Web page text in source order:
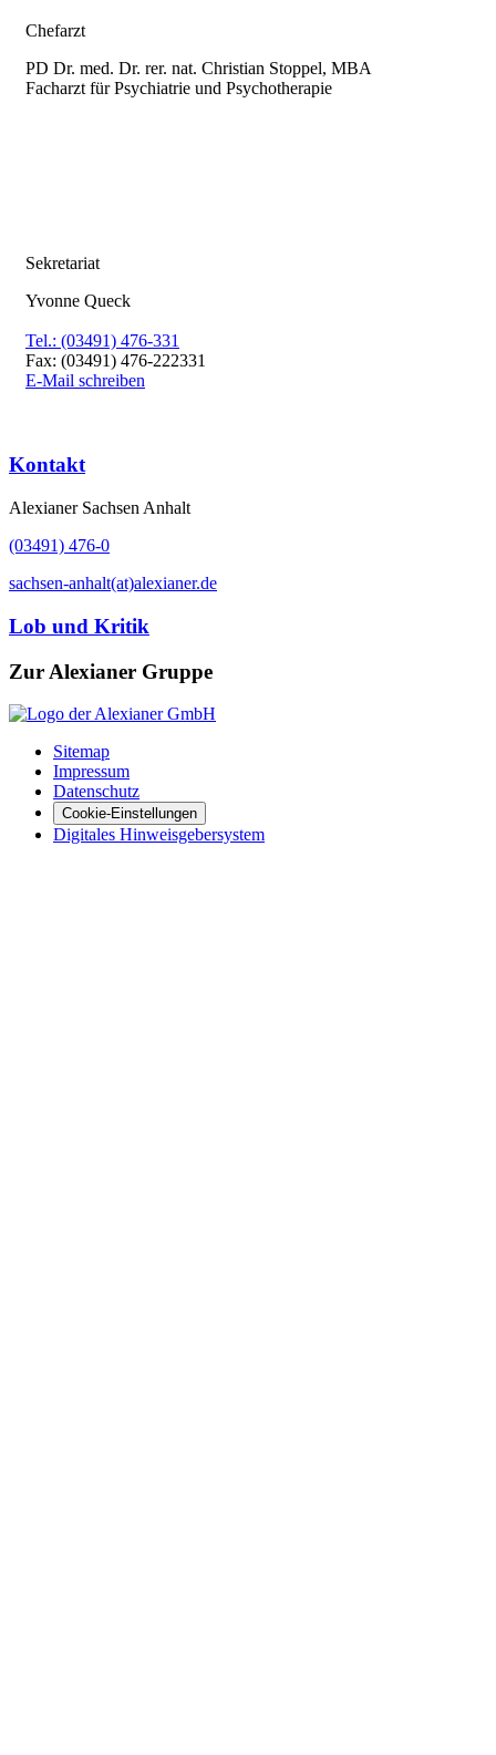
Chefarzt
PD Dr. med. Dr. rer. nat. Christian Stoppel, MBA
Facharzt für Psychiatrie und Psychotherapie
Sekretariat
Yvonne Queck
Tel.: (03491) 476-331
Fax: (03491) 476-222331
E-Mail schreiben
Kontakt
Alexianer Sachsen Anhalt
(03491) 476-0
sachsen-anhalt(at)alexianer.de
Lob und Kritik
Zur Alexianer Gruppe
Sitemap
Impressum
Datenschutz
Cookie-Einstellungen
Digitales Hinweisgebersystem